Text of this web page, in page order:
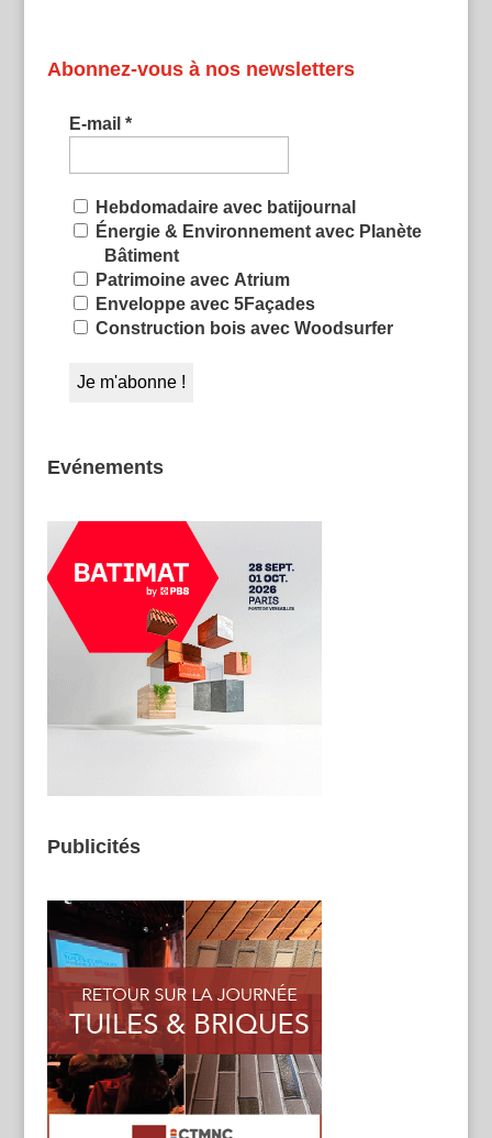
Abonnez-vous à nos newsletters
E-mail *
Hebdomadaire avec batijournal
Énergie & Environnement avec Planète
Bâtiment
Patrimoine avec Atrium
Enveloppe avec 5Façades
Construction bois avec Woodsurfer
Evénements
Publicités